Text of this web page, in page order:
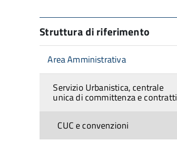
Struttura di riferimento
Area Amministrativa
Servizio Urbanistica, centrale
unica di committenza e contratti
CUC e convenzioni